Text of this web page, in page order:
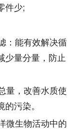
件少;
：能有效解决循
少量分量，防止
量，改善水质使
污染。
微生物活动中的